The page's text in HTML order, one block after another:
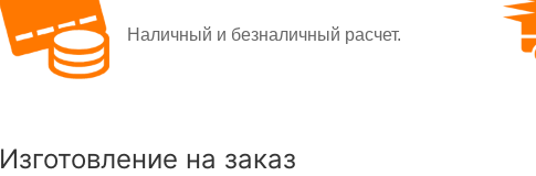
Наличный и безналичный расчет.
Изготовление на заказ